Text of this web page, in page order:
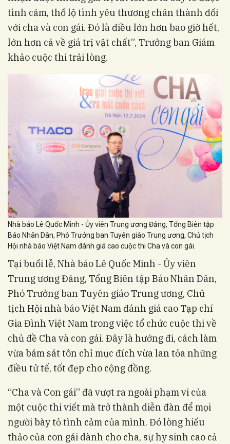
tình cảm, thổ lộ tình yêu thương chân thành đối
với cha và con gái. Đó là điều lớn hơn bao giờ hết,
lớn hơn cả về giá trị vật chất”, Trưởng ban Giám
khảo cuộc thi trải lòng.
Nhà báo Lê Quốc Minh - Ủy viên Trung ương Đảng, Tổng Biên tập
Báo Nhân Dân, Phó Trưởng ban Tuyên giáo Trung ương, Chủ tịch
Hội nhà báo Việt Nam đánh giá cao cuộc thi Cha và con gái.
Tại buổi lễ, Nhà báo Lê Quốc Minh - Ủy viên
Trung ương Đảng, Tổng Biên tập Báo Nhân Dân,
Phó Trưởng ban Tuyên giáo Trung ương, Chủ
tịch Hội nhà báo Việt Nam đánh giá cao Tạp chí
Gia Đình Việt Nam trong việc tổ chức cuộc thi về
chủ đề Cha và con gái. Đây là hướng đi, cách làm
vừa bám sát tôn chỉ mục đích vừa lan tỏa những
điều tử tế, tốt đẹp cho cộng đồng.
“Cha và Con gái” đã vượt ra ngoài phạm vi của
một cuộc thi viết mà trở thành diễn đàn để mọi
người bày tỏ tình cảm của mình. Đó lòng hiếu
thảo của con gái dành cho cha, sự hy sinh cao cả